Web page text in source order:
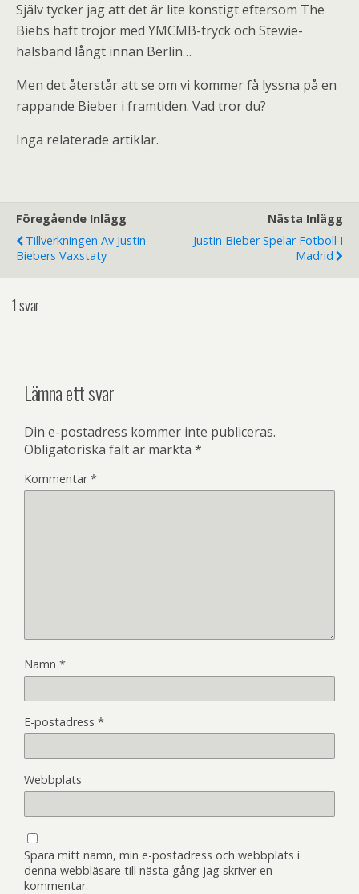
Själv tycker jag att det är lite konstigt eftersom The
Biebs haft tröjor med YMCMB-tryck och Stewie-
halsband långt innan Berlin…
Men det återstår att se om vi kommer få lyssna på en
rappande Bieber i framtiden. Vad tror du?
Inga relaterade artiklar.
Föregående Inlägg
Tillverkningen Av Justin
Biebers Vaxstaty
Nästa Inlägg
Justin Bieber Spelar Fotboll I
Madrid
1 svar
Lämna ett svar
Din e-postadress kommer inte publiceras.
Obligatoriska fält är märkta *
Kommentar*
Namn *
E-postadress *
Webbplats
Spara mitt namn, min e-postadress och webbplats i
denna webbläsare till nästa gång jag skriver en
kommentar.